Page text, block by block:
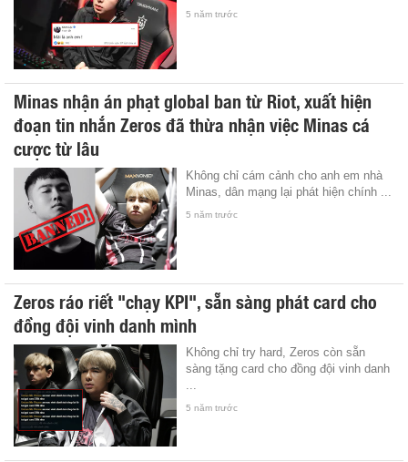
5 năm trước
Minas nhận án phạt global ban từ Riot, xuất hiện
đoạn tin nhắn Zeros đã thừa nhận việc Minas cá
cược từ lâu
Không chỉ cám cảnh cho anh em nhà
Minas, dân mạng lại phát hiện chính ...
5 năm trước
Zeros ráo riết "chạy KPI", sẵn sàng phát card cho
đồng đội vinh danh mình
Không chỉ try hard, Zeros còn sẵn
sàng tặng card cho đồng đội vinh danh
5 năm trước